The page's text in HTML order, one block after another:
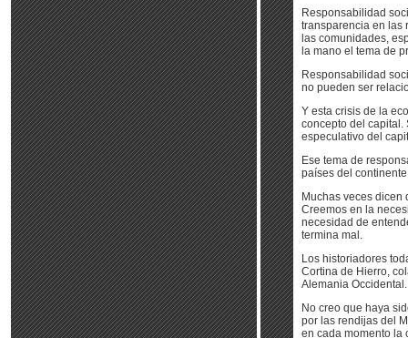
Responsabilidad
transparencia en las
las comunidades,
la mano el tema de
Responsabilidad
no pueden ser
Y esta crisis de la
concepto del capital.
especulativo del
Ese tema de
países del
Muchas veces
Creemos en la
necesidad de
termina mal.
Los historiadores
Cortina de Hierro,
Alemania
No creo que haya
por las rendijas del
en cada momento la